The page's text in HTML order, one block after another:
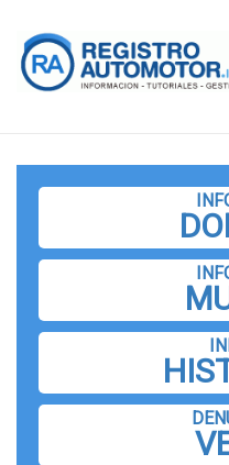
Saltar
principal